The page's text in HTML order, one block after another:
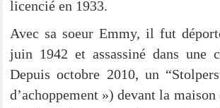
licen­cié en 1933.
Avec sa soeur Emmy, il fut
juin 1942 et ass­as­si­né dans une
Depuis octobre 2010, un
d’achoppement ») devant la mai­son